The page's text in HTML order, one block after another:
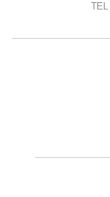
TEL